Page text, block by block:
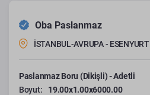
Oba Paslanmaz
İSTANBUL-AVRUPA - ESENYURT
Paslanmaz Boru (Dikişli) - Adetli
Boyut:
19.00x1.00x6000.00